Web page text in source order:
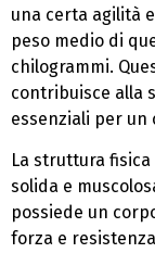
una certa agilità
peso medio di
chilogrammi.
contribuisce alla
essenziali per un
La struttura
solida e
possiede un
forza e